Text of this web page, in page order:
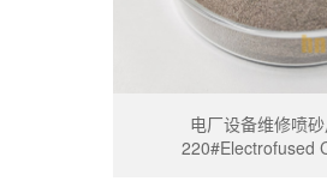
电厂设备维修喷
220#Electrofused